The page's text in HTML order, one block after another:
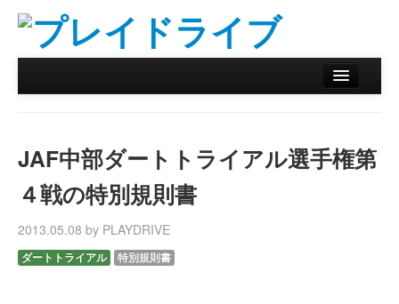
リザルトデータベース
バックナンバー
オンラインストア
JAF中部ダートトライアル選手権第
４戦の特別規則書
2013.05.08 by PLAYDRIVE
ダートトライアル 特別規則書